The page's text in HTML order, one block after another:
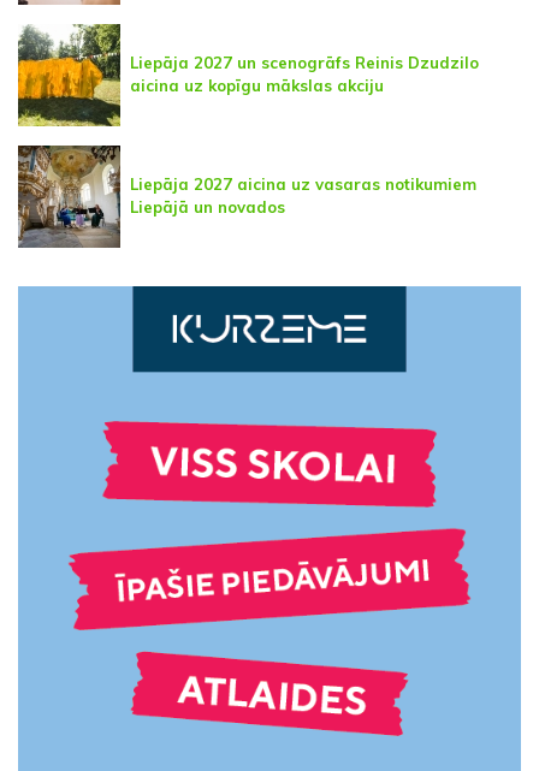
Liepāja 2027 un scenogrāfs Reinis Dzudzilo
aicina uz kopīgu mākslas akciju
Liepāja 2027 aicina uz vasaras notikumiem
Liepājā un novados